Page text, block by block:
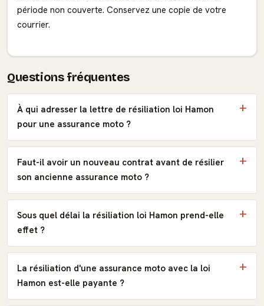
période non couverte. Conservez une copie de votre
courrier.
Questions fréquentes
À qui adresser la lettre de résiliation loi Hamon
pour une assurance moto ?
Faut-il avoir un nouveau contrat avant de résilier
son ancienne assurance moto ?
Sous quel délai la résiliation loi Hamon prend-elle
effet ?
La résiliation d'une assurance moto avec la loi
Hamon est-elle payante ?